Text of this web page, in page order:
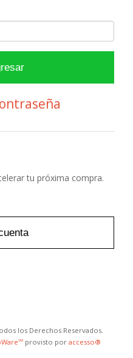
tu próxima compra.
los Derechos Reservados.
SMprovisto por accesso®